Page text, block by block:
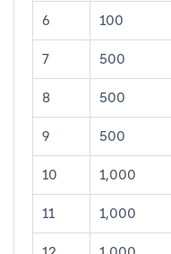
6 100
7 500
8 500
9 500
10 1,000
11 1,000